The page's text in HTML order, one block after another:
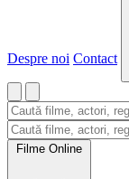
Despre noi Contact
Filme Online